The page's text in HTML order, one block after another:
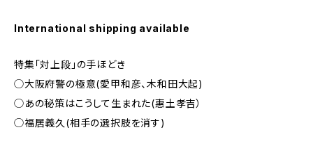
International shipping available
特集「対上段」の手ほどき
◯大阪府警の極意(愛甲和彦、木和田大起)
◯あの秘策はこうして生まれた(惠土孝吉）
◯福居義久(相手の選択肢を消す)